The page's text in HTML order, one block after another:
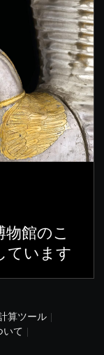
館のこ
ています
算ツール
いて